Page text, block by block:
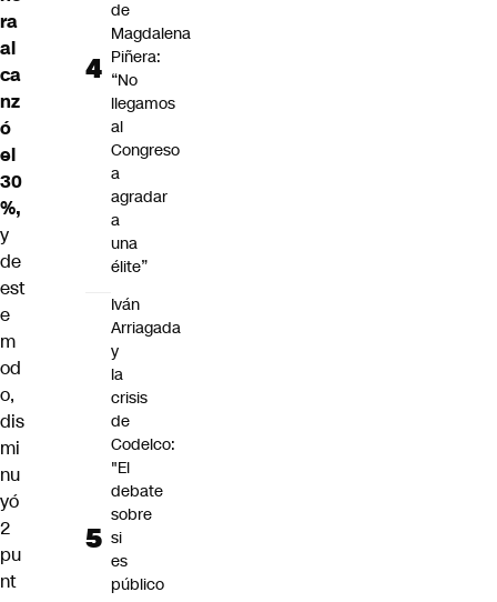
ra
al
ca
nz
ó
el
30
%,
y
de
est
e
m
od
o,
dis
mi
nu
yó
2
pu
nt
de
Magdalena
Piñera:
“No
llegamos
al
Congreso
a
agradar
a
una
élite”
Iván
Arriagada
y
la
crisis
de
Codelco:
"El
debate
sobre
si
es
público